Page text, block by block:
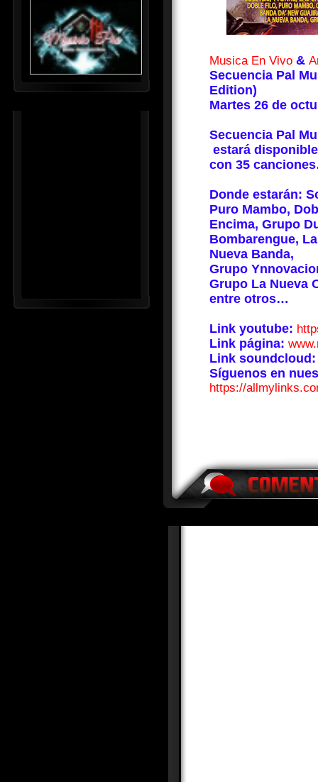
Musica En Vivo &
Secuencia Pal
Edition)
Martes 26 de
Secuencia Pal
estará
con 35
Donde estarán:
Puro Mambo,
Encima, Grupo
Bombarengue,
Nueva Banda,
Grupo
Grupo La Nueva
entre otros…
Link youtube:
Link página:
Link
Síguenos en
https://